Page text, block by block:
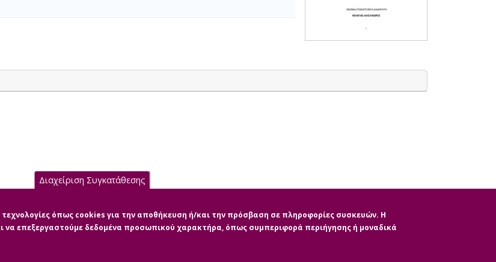
Διαχείριση Συγκατάθεσης
όπως cookies για την αποθήκευση ή/και την πρόσβαση σε πληροφορίες συσκευών. Η
να επεξεργαστούμε δεδομένα προσωπικού χαρακτήρα, όπως συμπεριφορά περιήγησης ή μοναδικά